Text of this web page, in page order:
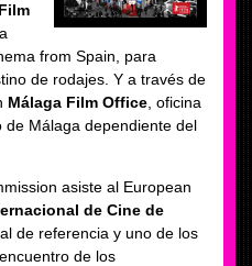
from Spain, para
de rodajes. Y a través de
Málaga Film Office , oficina
de Málaga dependiente del
asiste al European
de Cine de
de referencia y uno de los
de los